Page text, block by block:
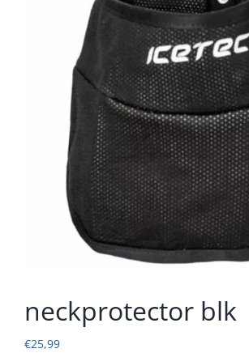
neckprotector blk
€25,99